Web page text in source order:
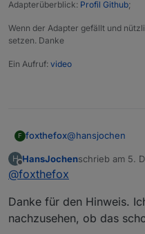
Adapterüberblick: Profil Github;
Wenn der Adapter gefällt und
setzen. Danke
Ein Aufruf: video
F foxthefox@hansjochen
der Bereich ist
Adapter hinterlegt.
überschrieben,
Wertebereiche
Datenpunkt
H
Offline
HansJochenschrieb am 5.
zuletzt editiert
@foxthefox
Danke für den Hinweis.
nachzusehen, ob das